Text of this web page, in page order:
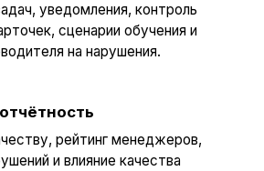
уведомления, контроль
сценарии обучения и
на нарушения.
рейтинг менеджеров,
и влияние качества